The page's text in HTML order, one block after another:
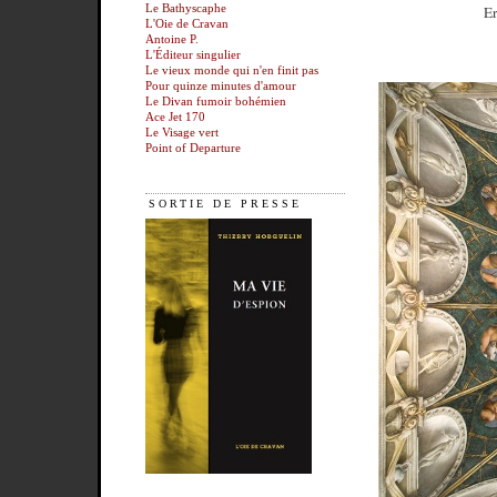
Le Bathyscaphe
L'Oie de Cravan
Antoine P.
L'Éditeur singulier
Le vieux monde qui n'en finit pas
Pour quinze minutes d'amour
Le Divan fumoir bohémien
Ace Jet 170
Le Visage vert
Point of Departure
SORTIE DE PRESSE